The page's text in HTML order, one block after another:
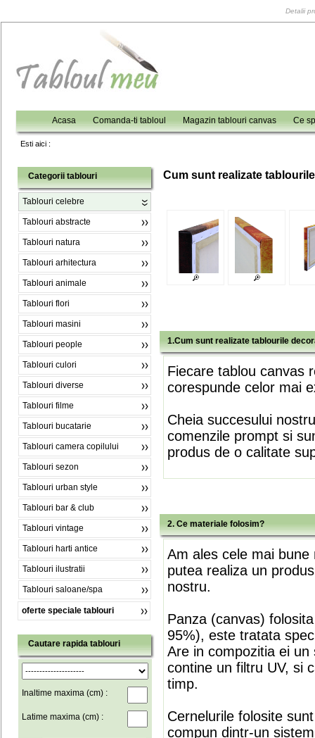
Detalii
Acasa Comanda-ti tabloul Magazin tablouri canvas Ce
Esti aici :
Categorii tablouri
Tablouri celebre
Tablouri abstracte
Tablouri natura
Tablouri arhitectura
Tablouri animale
Tablouri flori
Tablouri masini
Tablouri people
Tablouri culori
Tablouri diverse
Tablouri filme
Tablouri bucatarie
Tablouri camera copilului
Tablouri sezon
Tablouri urban style
Tablouri bar & club
Tablouri vintage
Tablouri harti antice
Tablouri ilustratii
Tablouri saloane/spa
oferte speciale tablouri
Cautare rapida tablouri
Inaltime maxima (cm) :
Latime maxima (cm) :
Cum sunt realizate
1.Cum sunt realizate tablourile
Fiecare tablou canvas
corespunde celor mai
Cheia succesului
comenzile prompt si
produs de o calitate
2. Ce materiale folosim?
Am ales cele mai
putea realiza un
nostru.
Panza (canvas)
95%), este tratata
Are in compozitia ei
contine un filtru UV, si
timp.
Cernelurile folosite
compun dintr-un